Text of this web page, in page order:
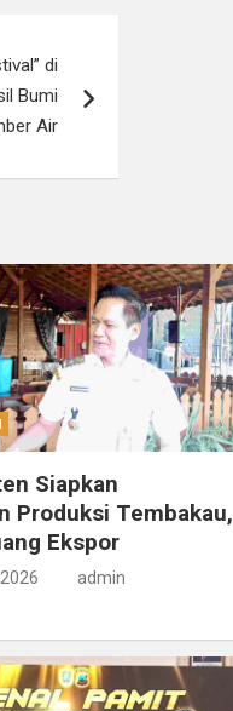
di
Bumi
Air
Siapkan
Produksi Tembakau,
Ekspor
admin